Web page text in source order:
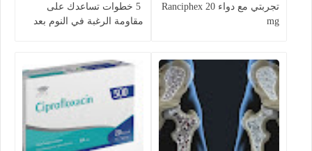
تجربتي مع دواء Ranciphex 20
mg
5 خطوات تساعدك على
مقاومة الرغبة في النوم بعد